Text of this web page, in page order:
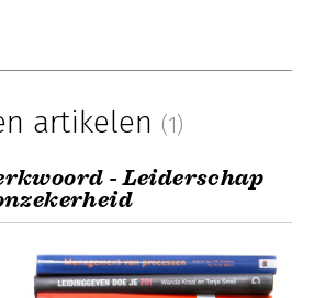
artikelen (1)
- Leiderschap